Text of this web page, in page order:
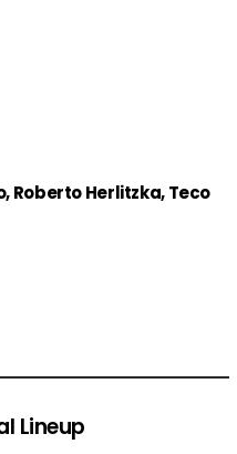
Roberto Herlitzka, Teco
Lineup